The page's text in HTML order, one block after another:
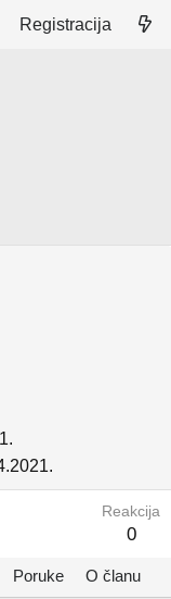
Registracija
Reakcija
0
Poruke O članu